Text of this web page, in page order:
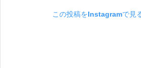
この投稿をInstagramで見